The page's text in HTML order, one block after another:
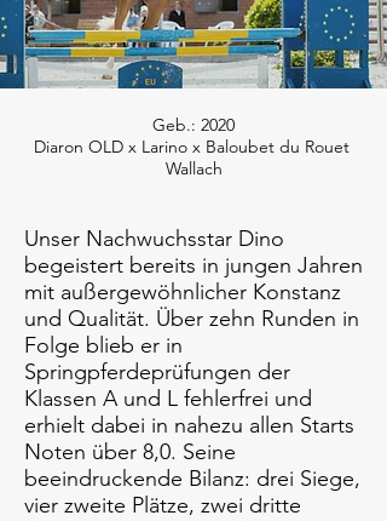
Geb.: 2020
Diaron OLD x Larino x Baloubet du Rouet
Wallach
Unser Nachwuchsstar Dino
begeistert bereits in jungen Jahren
mit außergewöhnlicher Konstanz
und Qualität. Über zehn Runden in
Folge blieb er in
Springpferdeprüfungen der
Klassen A und L fehlerfrei und
erhielt dabei in nahezu allen Starts
Noten über 8,0. Seine
beeindruckende Bilanz: drei Siege,
vier zweite Plätze, zwei dritte